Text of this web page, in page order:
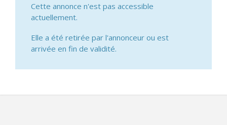
Cette annonce n'est pas accessible
actuellement.
Elle a été retirée par l'annonceur ou est
arrivée en fin de validité.